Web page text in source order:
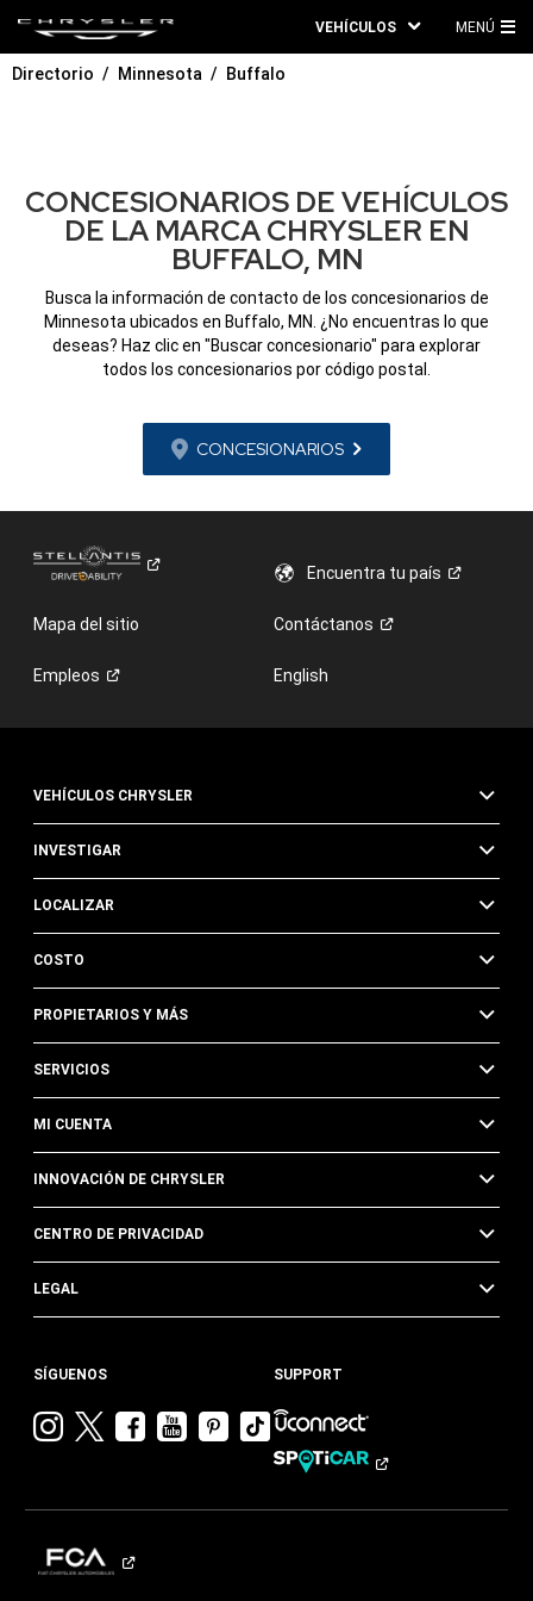
VEHÍCULOS MENÚ
Directorio Minnesota Buffalo
CONCESIONARIOS DE VEHÍCULOS
DE LA MARCA CHRYSLER EN
BUFFALO, MN
Busca la información de contacto de los concesionarios de
Minnesota ubicados en Buffalo, MN. ¿No encuentras lo que
deseas? Haz clic en "Buscar concesionario" para explorar
todos los concesionarios por código postal.
CONCESIONARIOS
Encuentra tupaís
Mapa del sitio Contáctanos
Empleos English
VEHÍCULOS CHRYSLER
INVESTIGAR
LOCALIZAR
COSTO
PROPIETARIOS Y MÁS
SERVICIOS
MI CUENTA
INNOVACIÓN DE CHRYSLER
CENTRO DE PRIVACIDAD
LEGAL
SÍGUENOS
VisitarVisitarVisitar
Chrysler en
Visitar
Chrysler en
Visitar
Chrysler en
Pinterest
Visita
Chrysler
Tik
SUPPORT